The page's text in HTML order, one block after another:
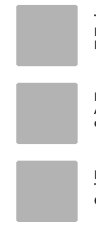
UMKM
WAHANA
OTOMOTIF